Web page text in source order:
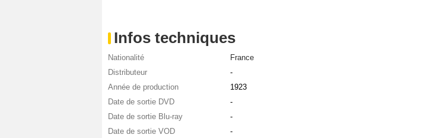
Infos techniques
Nationalité
France
Distributeur
-
Année de production
1923
Date de sortie DVD
-
Date de sortie Blu-ray
-
Date de sortie VOD
-